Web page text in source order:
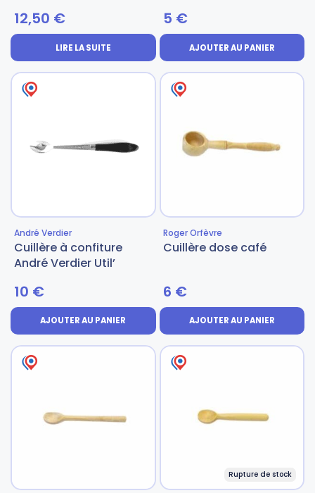
12,50 €
LIRE LA SUITE
5 sur 5
5 €
AJOUTER AU PANIER
André Verdier
Cuillère à confiture
André Verdier Util’
10 €
AJOUTER AU PANIER
Roger Orfèvre
Cuillère dose café
6 €
AJOUTER AU PANIER
Rupture de stock